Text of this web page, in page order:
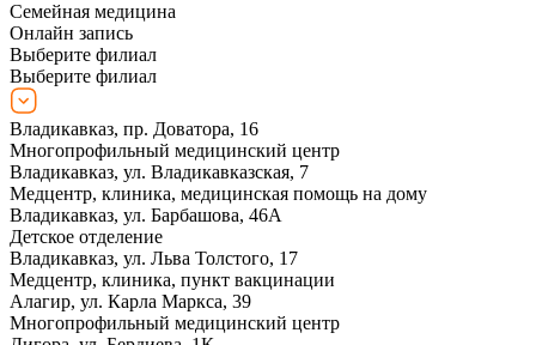
Семейная медицина
Онлайн запись
Выберите филиал
Выберите филиал
Владикавказ, пр. Доватора, 16
Многопрофильный медицинский центр
Владикавказ, ул. Владикавказская, 7
Медцентр, клиника, медицинская помощь на дому
Владикавказ, ул. Барбашова, 46А
Детское отделение
Владикавказ, ул. Льва Толстого, 17
Медцентр, клиника, пункт вакцинации
Алагир, ул. Карла Маркса, 39
Многопрофильный медицинский центр